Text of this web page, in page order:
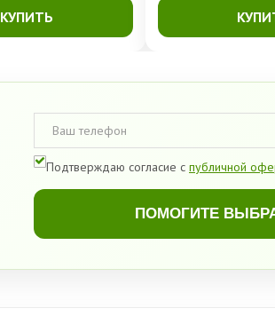
КУПИТЬ
Подтверждаю согласие с публичной
ПОМОГИТЕ